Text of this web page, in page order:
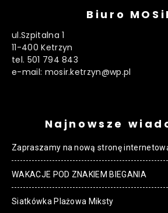
Biuro
ul.Szpitalna 1
11-400 Ketrzyn
tel. 501 794 843
e-mail: mosir.ketrzyn@wp.pl
Najnowsze
Zapraszamy na nową stronę
WAKACJE POD ZNAKIEM BIEGANIA
Siatkówka Plażowa Miksty